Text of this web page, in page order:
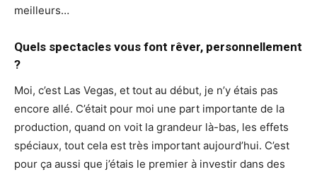
meilleurs…
Quels spectacles vous font rêver, personnellement
?
Moi, c’est Las Vegas, et tout au début, je n’y étais pas
encore allé. C’était pour moi une part importante de la
production, quand on voit la grandeur là-bas, les effets
spéciaux, tout cela est très important aujourd’hui. C’est
pour ça aussi que j’étais le premier à investir dans des